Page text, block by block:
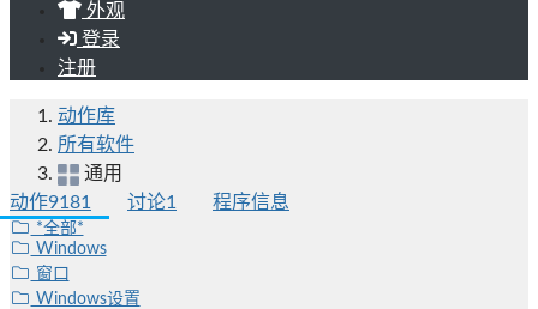
外观
登录
注册
动作库
所有软件
通用
动作9181 讨论1 程序信息
*全部*
Windows
窗口
Windows设置